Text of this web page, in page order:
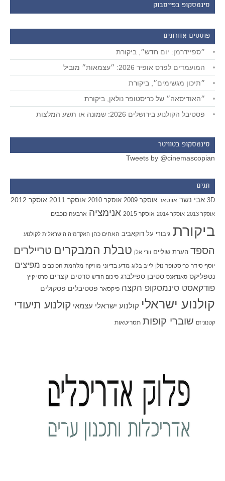
סינמסקופ בפייסבוק
פוסטים אחרונים
״ספיידרמן: יום חדש״, ביקורת
המועמדים לפרס אופיר 2026: ״עצמאות״ מוביל
״תיכון מגשימים״, ביקורת
״האודיסאה״ של כריסטופר נולאן, ביקורת
פסטיבל הקולנוע בירושלים 2026: שמונה או תשע המלצות
סינמסקופ בטוויטר
Tweets by @cinemascopian
תגים
3D אבי נשר אווטאר אוסקר 2009 אוסקר 2010 אוסקר 2011 אוסקר 2012
אוסקר 2013 אוסקר 2014 אוסקר 2015 אנימציה ארבעה כוכבים
ביקורת גיבורי על דוקאביב האחים כהן האקדמיה הישראלית לקולנוע
הספד הערת שוליים וודי אלן טבלת המבקרים טריילרים
יוסף סידר כריסטופר נולן לייב בלוג מדע בדיוני מוזיקה מלחמת הכוכבים מפיצים
נטפליקס סאנדאנס סטיבן ספילברג סיכום חודש סרטים קצרים סרטי קיץ
פודקאסט סינמסקופ הקצה פיקסאר פסטיבלים פסקולים
קולנוע ישראלי קולנוע ישראלי עצמאי קולנוע תיעודי
קטנוניזם שוברי קופות תסריטאות